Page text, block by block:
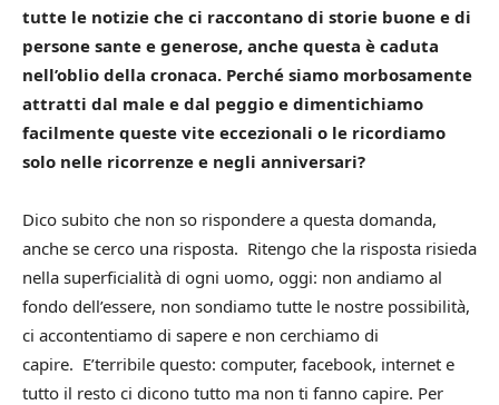
tutte le notizie che ci raccontano di storie buone e di
persone sante e generose, anche questa è caduta
nell’oblio della cronaca. Perché siamo morbosamente
attratti dal male e dal peggio e dimentichiamo
facilmente queste vite eccezionali o le ricordiamo
solo nelle ricorrenze e negli anniversari?
Dico subito che non so rispondere a questa domanda,
anche se cerco una risposta. Ritengo che la risposta risieda
nella superficialità di ogni uomo, oggi: non andiamo al
fondo dell’essere, non sondiamo tutte le nostre possibilità,
ci accontentiamo di sapere e non cerchiamo di
capire. E’terribile questo: computer, facebook, internet e
tutto il resto ci dicono tutto ma non ti fanno capire. Per